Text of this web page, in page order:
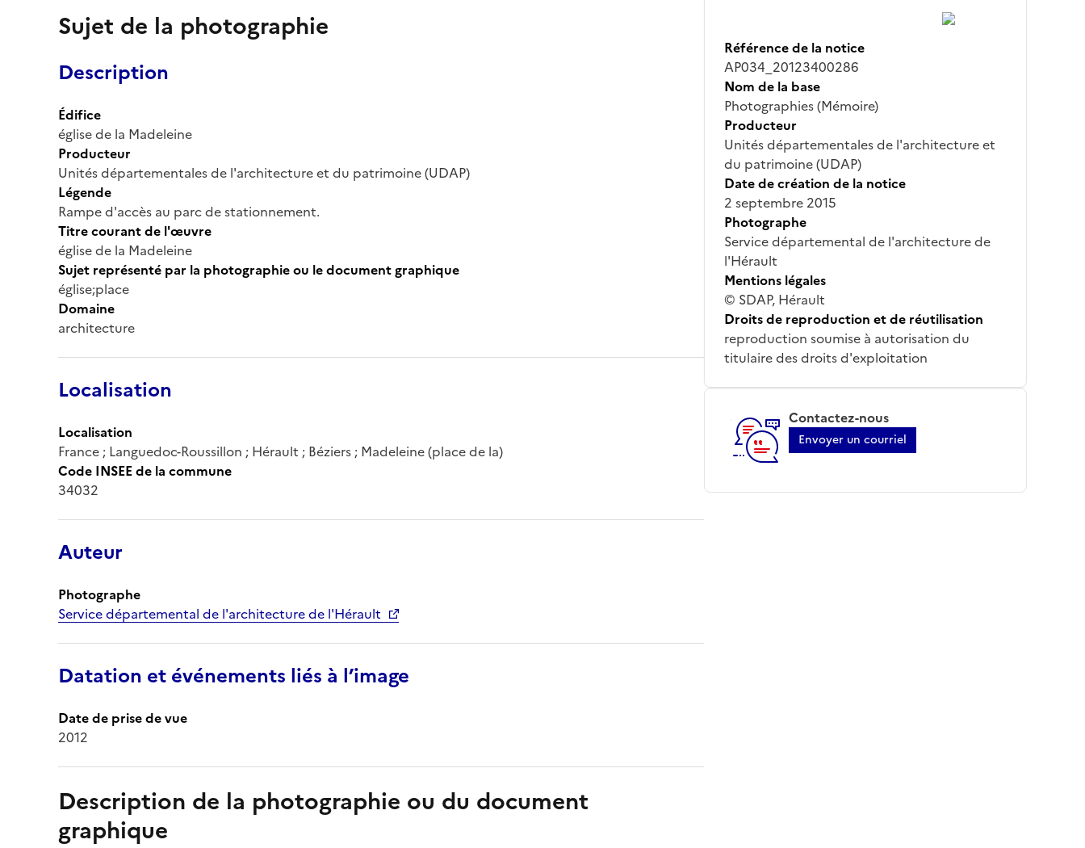
Sujet de la photographie
Description
Édifice
église de la Madeleine
Producteur
Unités départementales de l'architecture et du patrimoine (UDAP)
Légende
Rampe d'accès au parc de stationnement.
Titre courant de l'œuvre
église de la Madeleine
Sujet représenté par la photographie ou le document graphique
église;place
Domaine
architecture
Localisation
Localisation
France ; Languedoc-Roussillon ; Hérault ; Béziers ; Madeleine (place de la)
Code INSEE de la commune
34032
Auteur
Photographe
Service départemental de l'architecture de l'Hérault
Datation et événements liés à l’image
Date de prise de vue
2012
Description de la photographie ou du document
graphique
Référence de la notice
AP034_20123400286
Nom de la base
Photographies (Mémoire)
Producteur
Unités départementales de l'architecture et
du patrimoine (UDAP)
Date de création de la notice
2 septembre 2015
Photographe
Service départemental de l'architecture de
l'Hérault
Mentions légales
© SDAP, Hérault
Droits de reproduction et de réutilisation
reproduction soumise à autorisation du
titulaire des droits d'exploitation
Contactez-nous
Envoyer un courriel